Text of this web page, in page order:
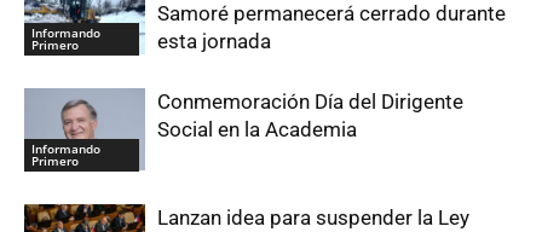
Informando
Primero
Samoré permanecerá cerrado durante
esta jornada
Informando
Primero
Conmemoración Día del Dirigente
Social en la Academia
Lanzan idea para suspender la Ley